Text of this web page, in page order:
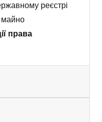
реєстрі
майно
права